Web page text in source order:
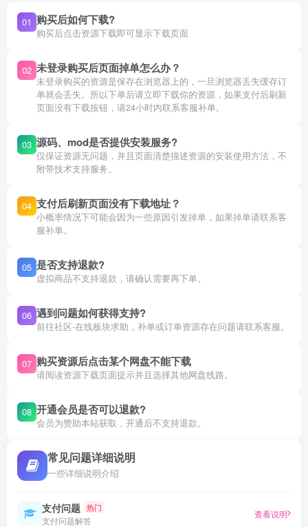
01 购买后如何下载?
购买后点击资源下载即可显示下载页面
02 未登录购买后页面掉单怎么办？
未登录购买的资源是保存在浏览器上的，一旦浏览器丢失缓存订
单就会丢失。所以下单后请立即下载你的资源，如果支付后刷新
页面没有下载按钮，请24小时内联系客服补单。
03 源码、mod是否提供安装服务?
仅保证资源无问题，并且页面清楚描述资源的安装使用方法，不
附带技术支持服务。
04 支付后刷新页面没有下载地址？
小概率情况下可能会因为一些原因引发掉单，如果掉单请联系客
服补单。
05 是否支持退款?
虚拟商品不支持退款，请确认需要再下单。
06 遇到问题如何获得支持?
前往社区-在线板块求助，补单或订单资源存在问题请联系客服。
07 购买资源后点击某个网盘不能下载
请阅读资源下载页面提示并且选择其他网盘线路。
08 开通会员是否可以退款?
会员为赞助本站获取，开通后不支持退款。
常见问题详细说明
一些详细说明介绍
支付问题 热门
支付问题解答
查看说明